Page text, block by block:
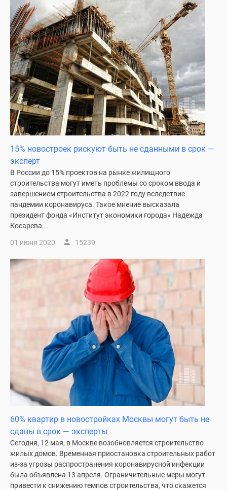
15% новостроек рискуют быть не сданными в срок —
эксперт
В России до 15% проектов на рынке жилищного
строительства могут иметь проблемы со сроком ввода и
завершением строительства в 2022 году вследствие
пандемии коронавируса. Такое мнение высказала
президент фонда «Институт экономики города» Надежда
Косарева...
01 июня 2020 15239
60% квартир в новостройках Москвы могут быть не
сданы в срок — эксперты
Сегодня, 12 мая, в Москве возобновляется строительство
жилых домов. Временная приостановка строительных работ
из-за угрозы распространения коронавирусной инфекции
была объявлена 13 апреля. Ограничительные меры могут
привести к снижению темпов строительства, что скажется